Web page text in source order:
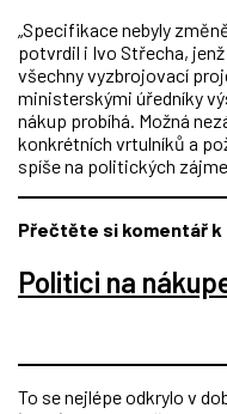
„Specifikace nebyly
potvrdil i Ivo Střecha,
všechny vyzbrojovací
ministerskými úředníky
nákup probíhá. Možná
konkrétních vrtulníků a
spíše na politických
Přečtěte si komentář
Politici na
To se nejlépe odkrylo v